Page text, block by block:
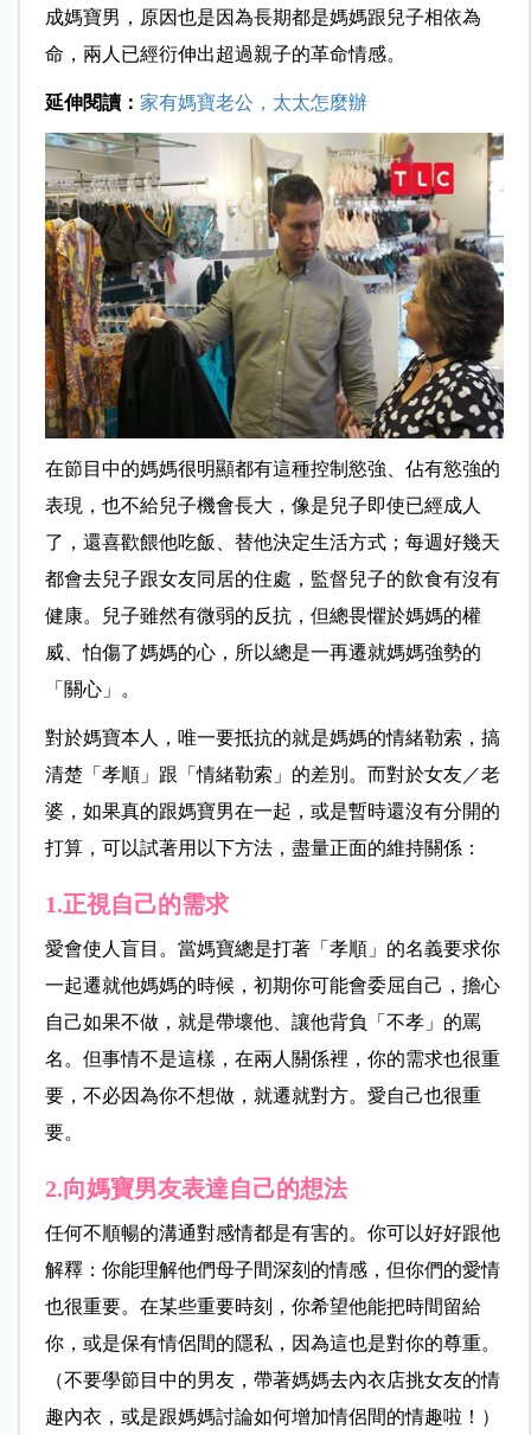
成媽寶男，原因也是因為長期都是媽媽跟兒子相依為
命，兩人已經衍伸出超過親子的革命情感。
延伸閱讀： 家有媽寶老公，太太怎麼辦
在節目中的媽媽很明顯都有這種控制慾強、佔有慾強的
表現，也不給兒子機會長大，像是兒子即使已經成人
了，還喜歡餵他吃飯、替他決定生活方式；每週好幾天
都會去兒子跟女友同居的住處，監督兒子的飲食有沒有
健康。兒子雖然有微弱的反抗，但總畏懼於媽媽的權
威、怕傷了媽媽的心，所以總是一再遷就媽媽強勢的
「關心」。
對於媽寶本人，唯一要抵抗的就是媽媽的情緒勒索，搞
清楚「孝順」跟「情緒勒索」的差別。而對於女友／老
婆，如果真的跟媽寶男在一起，或是暫時還沒有分開的
打算，可以試著用以下方法，盡量正面的維持關係：
1.正視自己的需求
愛會使人盲目。當媽寶總是打著「孝順」的名義要求你
一起遷就他媽媽的時候，初期你可能會委屈自己，擔心
自己如果不做，就是帶壞他、讓他背負「不孝」的罵
名。但事情不是這樣，在兩人關係裡，你的需求也很重
要，不必因為你不想做，就遷就對方。愛自己也很重
要。
2.向媽寶男友表達自己的想法
任何不順暢的溝通對感情都是有害的。你可以好好跟他
解釋：你能理解他們母子間深刻的情感，但你們的愛情
也很重要。在某些重要時刻，你希望他能把時間留給
你，或是保有情侶間的隱私，因為這也是對你的尊重。
（不要學節目中的男友，帶著媽媽去內衣店挑女友的情
趣內衣，或是跟媽媽討論如何增加情侶間的情趣啦！）